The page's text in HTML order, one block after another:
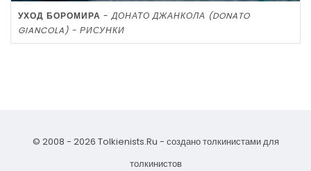
УХОД БОРОМИРА -ДОНАТО ДЖАНКОЛА (DONATO
GIANCOLA) - РИСУНКИ
© 2008 - 2026 Tolkienists.Ru - создано толкинистами для
толкинистов